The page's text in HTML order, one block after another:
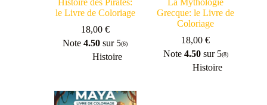
Histoire des Pirates:
le Livre de Coloriage
18,00 €
Note4.50 sur 5(6)
Histoire
La Mythologie
Grecque: le Livre de
Coloriage
18,00€
Note 4.50sur 5(8)
Histoire